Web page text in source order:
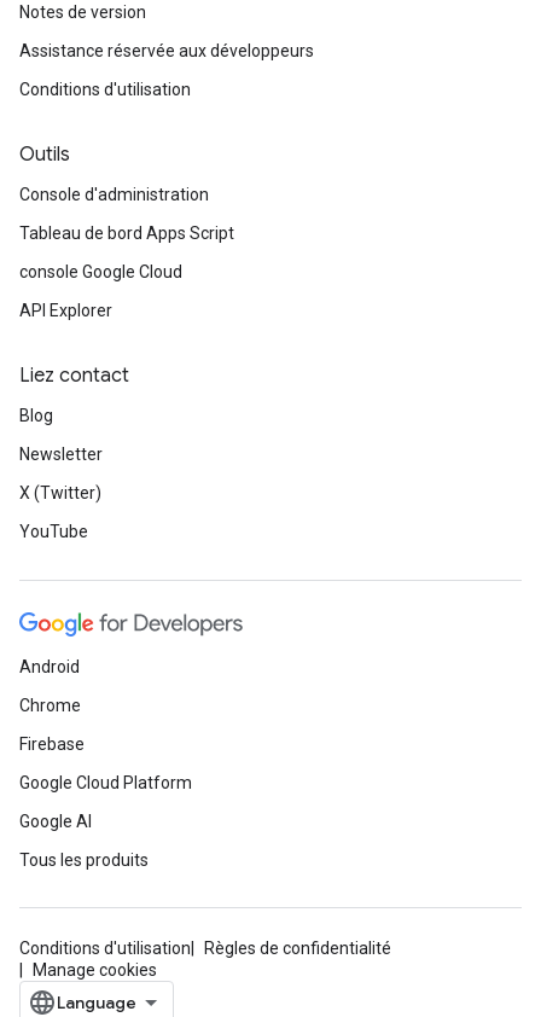
Notes de version
Assistance réservée aux développeurs
Conditions d'utilisation
Outils
Console d'administration
Tableau de bord Apps Script
console Google Cloud
API Explorer
Liez contact
Blog
Newsletter
X (Twitter)
YouTube
Android
Chrome
Firebase
Google Cloud Platform
Google AI
Tous les produits
Conditions d'utilisation
Règles de confidentialité
Manage cookies